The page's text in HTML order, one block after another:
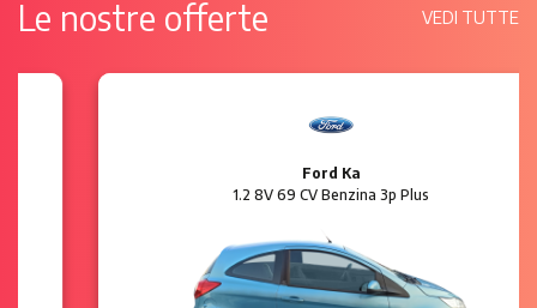
Le nostre offerte VEDI TUTTE
1.2 8V 69 CV Benzina 3p Plus